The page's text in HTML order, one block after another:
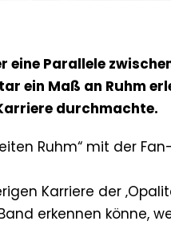
eine Parallele
ein Maß an Ruhm
durchmachte.
Ruhm“ mit der
Karriere der
erkennen könne,